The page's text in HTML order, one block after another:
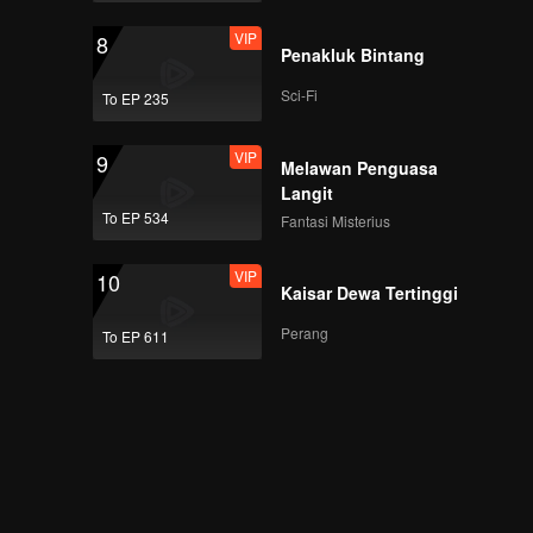
8
To EP 235
VIP
Penakluk Bintang
Sci-Fi
9
To EP 534
VIP
Melawan Penguasa
Langit
Fantasi Misterius
10
To EP 611
VIP
Kaisar Dewa Tertinggi
Perang